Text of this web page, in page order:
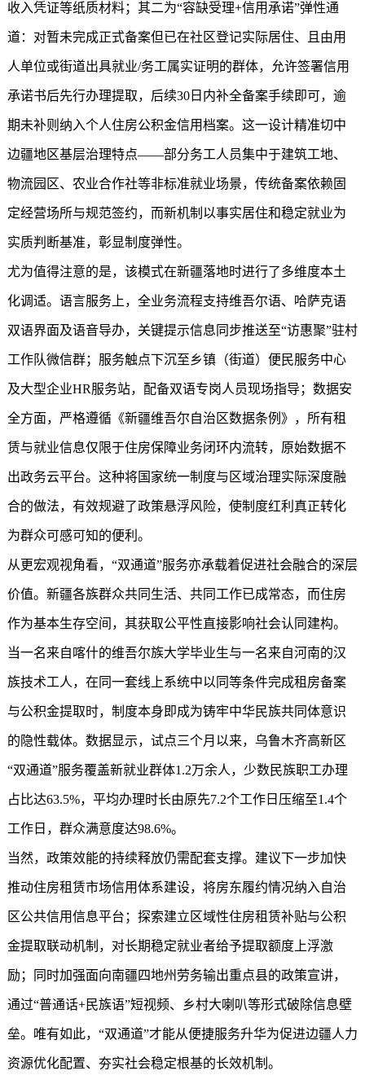
收入凭证等纸质材料；其二为“容缺受理+信用承诺”弹性通
道：对暂未完成正式备案但已在社区登记实际居住、且由用
人单位或街道出具就业/务工属实证明的群体，允许签署信用
承诺书后先行办理提取，后续30日内补全备案手续即可，逾
期未补则纳入个人住房公积金信用档案。这一设计精准切中
边疆地区基层治理特点——部分务工人员集中于建筑工地、
物流园区、农业合作社等非标准就业场景，传统备案依赖固
定经营场所与规范签约，而新机制以事实居住和稳定就业为
实质判断基准，彰显制度弹性。
尤为值得注意的是，该模式在新疆落地时进行了多维度本土
化调适。语言服务上，全业务流程支持维吾尔语、哈萨克语
双语界面及语音导办，关键提示信息同步推送至“访惠聚”驻村
工作队微信群；服务触点下沉至乡镇（街道）便民服务中心
及大型企业HR服务站，配备双语专岗人员现场指导；数据安
全方面，严格遵循《新疆维吾尔自治区数据条例》，所有租
赁与就业信息仅限于住房保障业务闭环内流转，原始数据不
出政务云平台。这种将国家统一制度与区域治理实际深度融
合的做法，有效规避了政策悬浮风险，使制度红利真正转化
为群众可感可知的便利。
从更宏观视角看，“双通道”服务亦承载着促进社会融合的深层
价值。新疆各族群众共同生活、共同工作已成常态，而住房
作为基本生存空间，其获取公平性直接影响社会认同建构。
当一名来自喀什的维吾尔族大学毕业生与一名来自河南的汉
族技术工人，在同一套线上系统中以同等条件完成租房备案
与公积金提取时，制度本身即成为铸牢中华民族共同体意识
的隐性载体。数据显示，试点三个月以来，乌鲁木齐高新区
“双通道”服务覆盖新就业群体1.2万余人，少数民族职工办理
占比达63.5%，平均办理时长由原先7.2个工作日压缩至1.4个
工作日，群众满意度达98.6%。
当然，政策效能的持续释放仍需配套支撑。建议下一步加快
推动住房租赁市场信用体系建设，将房东履约情况纳入自治
区公共信用信息平台；探索建立区域性住房租赁补贴与公积
金提取联动机制，对长期稳定就业者给予提取额度上浮激
励；同时加强面向南疆四地州劳务输出重点县的政策宣讲，
通过“普通话+民族语”短视频、乡村大喇叭等形式破除信息壁
垒。唯有如此，“双通道”才能从便捷服务升华为促进边疆人力
资源优化配置、夯实社会稳定根基的长效机制。